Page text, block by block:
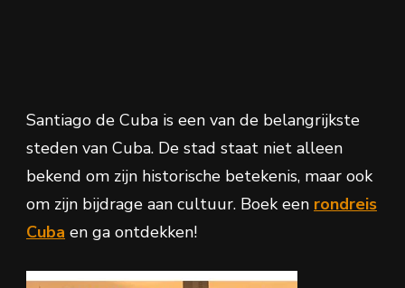
Santiago de Cuba is een van de belangrijkste
steden van Cuba. De stad staat niet alleen
bekend om zijn historische betekenis, maar ook
om zijn bijdrage aan cultuur. Boek een rondreis
Cuba en ga ontdekken!